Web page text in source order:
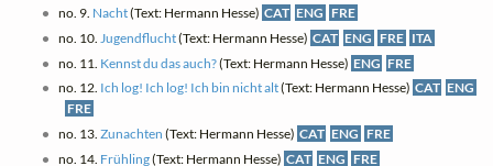
no. 9. Nacht(Text: Hermann Hesse) CAT ENG FRE
no. 10. Jugendflucht(Text: Hermann Hesse) CAT ENG FRE ITA
no. 11. Kennst du das auch?(Text: Hermann Hesse) ENG FRE
no. 12. Ich log! Ich log! Ich bin nicht alt(Text: Hermann Hesse) CAT ENG
FRE
no. 13. Zunachten (Text: Hermann Hesse) CAT ENG FRE
no. 14. Frühling(Text: Hermann Hesse) CAT ENG FRE